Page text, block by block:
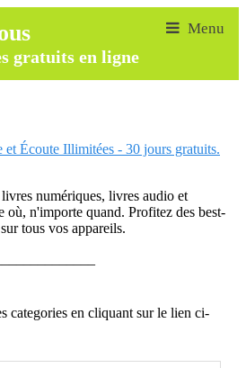
gratuits en ligne
Écoute Illimitées - 30 jours gratuits.
numériques, livres audio et
où, n'importe quand. Profitez des best-
tous vos appareils.
categories en cliquant sur le lien ci-